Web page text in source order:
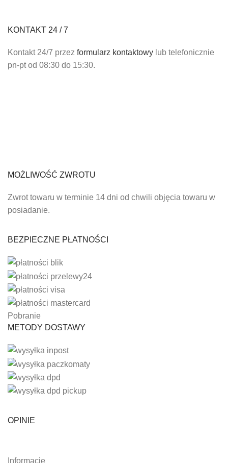
KONTAKT 24 / 7
Kontakt 24/7 przez formularz kontaktowy lub telefonicznie
pn-pt od 08:30 do 15:30.
MOŻLIWOŚĆ ZWROTU
Zwrot towaru w terminie 14 dni od chwili objęcia towaru w
posiadanie.
BEZPIECZNE PŁATNOŚCI
Pobranie
METODY DOSTAWY
OPINIE
Informacje